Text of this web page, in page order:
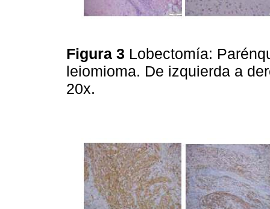
Figura 3 Lobectomía:
leiomioma. De izquierda a
20x.